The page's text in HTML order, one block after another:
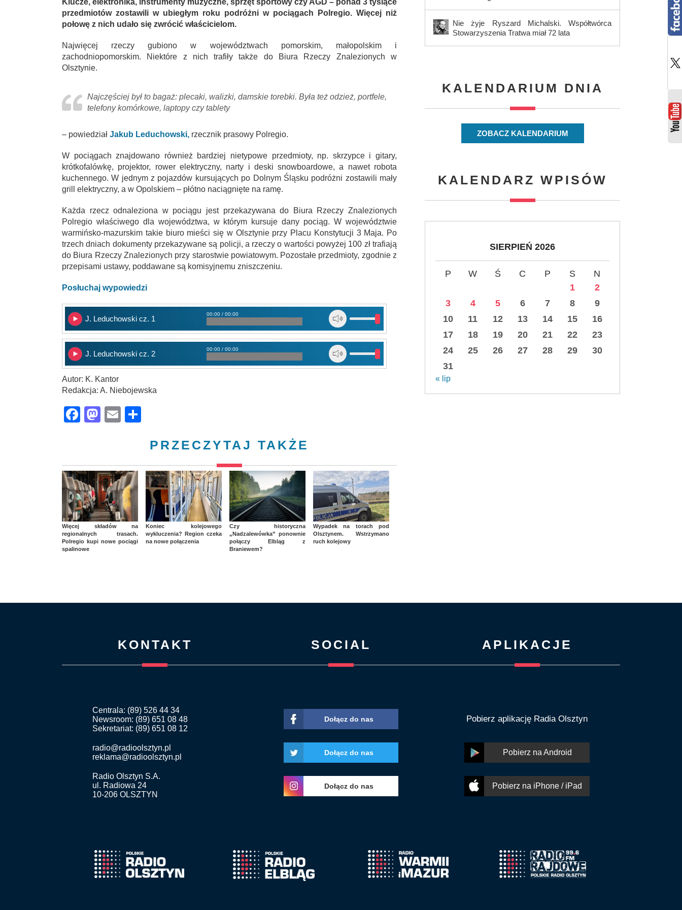
Klucze, elektronika, instrumenty muzyczne, sprzęt sportowy czy AGD – ponad 3 tysiące
przedmiotów zostawili w ubiegłym roku podróżni w pociągach Polregio. Więcej niż
połowę z nich udało się zwrócić właścicielom.
Najwięcej rzeczy gubiono w województwach pomorskim, małopolskim i
zachodniopomorskim. Niektóre z nich trafiły także do Biura Rzeczy Znalezionych w
Olsztynie.
Najczęściej był to bagaż: plecaki, walizki, damskie torebki. Była też odzież, portfele,
telefony komórkowe, laptopy czy tablety
– powiedział Jakub Leduchowski, rzecznik prasowy Polregio.
W pociągach znajdowano również bardziej nietypowe przedmioty, np. skrzypce i gitary,
krótkofalówkę, projektor, rower elektryczny, narty i deski snowboardowe, a nawet robota
kuchennego. W jednym z pojazdów kursujących po Dolnym Śląsku podróżni zostawili mały
grill elektryczny, a w Opolskiem – płótno naciągnięte na ramę.
Każda rzecz odnaleziona w pociągu jest przekazywana do Biura Rzeczy Znalezionych
Polregio właściwego dla województwa, w którym kursuje dany pociąg. W województwie
warmińsko-mazurskim takie biuro mieści się w Olsztynie przy Placu Konstytucji 3 Maja. Po
trzech dniach dokumenty przekazywane są policji, a rzeczy o wartości powyżej 100 zł trafiają
do Biura Rzeczy Znalezionych przy starostwie powiatowym. Pozostałe przedmioty, zgodnie z
przepisami ustawy, poddawane są komisyjnemu zniszczeniu.
Posłuchaj wypowiedzi
J. Leduchowski cz. 1
00:00 / 00:00
J. Leduchowski cz. 2
00:00 / 00:00
Autor: K. Kantor
Redakcja: A. Niebojewska
Facebook
Mastodon
Email
PRZECZYTAJ TAKŻE
Więcej składów na
regionalnych trasach.
Polregio kupi nowe pociągi
spalinowe
Koniec kolejowego
wykluczenia? Region czeka
na nowe połączenia
Czy historyczna
„Nadzalewówka” ponownie
połączy Elbląg z
Braniewem?
Wypadek na torach pod
Olsztynem. Wstrzymano
ruch kolejowy
Nie żyje Ryszard Michalski. Współtwórca
Stowarzyszenia Tratwa miał 72 lata
KALENDARIUM DNIA
ZOBACZ KALENDARIUM
KALENDARZ WPISÓW
SIERPIEŃ 2026
P W Ś C P S
N
1
2
3
4 5 6 7 8
9
10
11 12 13 14 15
16
17
18 19 20 21 22
23
24
25 26 27 28 29
30
31
« lip
KONTAKT
Centrala: (89) 526 44 34
Newsroom: (89) 651 08 48
Sekretariat: (89) 651 08 12
radio@radioolsztyn.pl
reklama@radioolsztyn.pl
Radio Olsztyn S.A.
ul. Radiowa 24
10-206 OLSZTYN
SOCIAL
Dołącz do nas
Dołącz do nas
Dołącz do nas
APLIKACJE
Pobierz aplikację Radia Olsztyn
Pobierz na Android
Pobierz na iPhone / iPad